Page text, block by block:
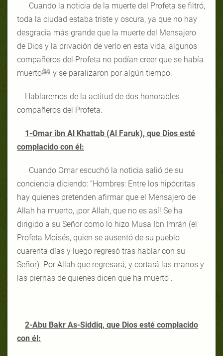
Cuando la noticia de la muerte del Profeta se filtró,
toda la ciudad estaba triste y oscura, ya que no hay
desgracia más grande que la muerte del Mensajero
de Dios y la privación de verlo en esta vida, algunos
compañeros del Profeta no podían creer que se había
muertoﷺ y se paralizaron por algún tiempo.
Hablaremos de la actitud de dos honorables
compañeros del Profeta:
1-Omar ibn Al Khattab (Al Faruk), que Dios esté
complacido con él:
Cuando Omar escuchó la noticia salió de su
conciencia diciendo: “Hombres: Entre los hipócritas
hay quienes pretenden afirmar que el Mensajero de
Allah ha muerto, ¡por Allah, que no es así! Se ha
dirigido a su Señor como lo hizo Musa Ibn Imrán (el
Profeta Moisés, quien se ausentó de su pueblo
cuarenta días y luego regresó tras hablar con su
Señor). Por Allah que regresará, y cortará las manos y
las piernas de quienes dicen que ha muerto”.
2-Abu Bakr As-Siddiq, que Dios esté complacido
con él: